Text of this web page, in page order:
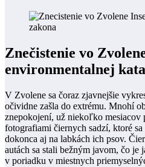
Znečistenie vo
environmentalnej
V Zvolene sa čoraz zjavnejšie
očividne zašla do extrému. Mnohí
znepokojení, už niekoľko mesiacov
fotografiami čiernych sadzí, ktoré sa
dokonca aj na labkách ich psov.
autách sa stali bežným javom, čo je
v poriadku v miestnych